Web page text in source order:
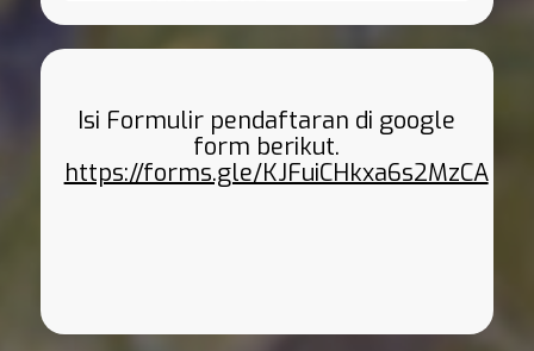
Isi Formulir pendaftaran di google
form berikut.
https://forms.gle/KJFuiCHkxa6s2MzCA